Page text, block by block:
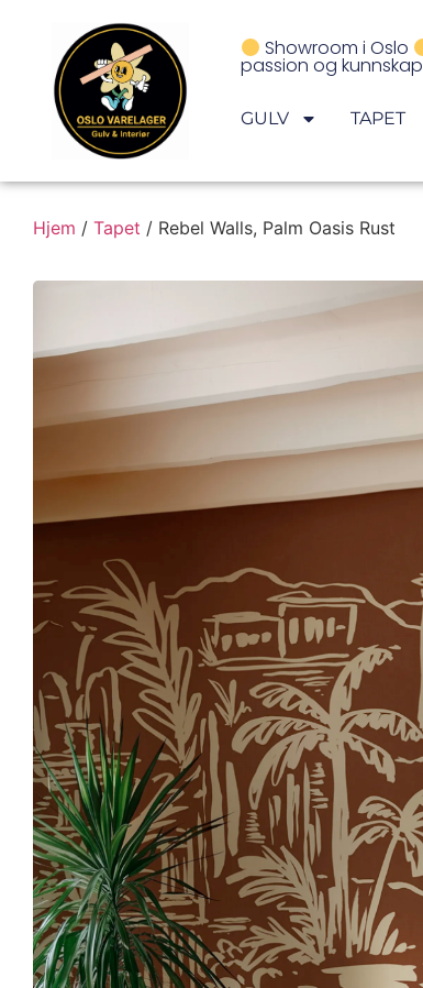
Showroom i Oslo
passion og kunnskap
GULV TAPET
Hjem / Tapet / Rebel Walls, Palm Oasis Rust